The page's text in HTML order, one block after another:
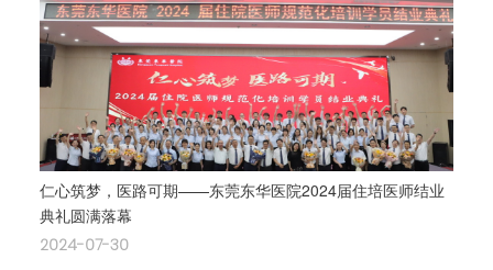
仁心筑梦，医路可期——东莞东华医院2024届住培医师结业
典礼圆满落幕
2024-07-30